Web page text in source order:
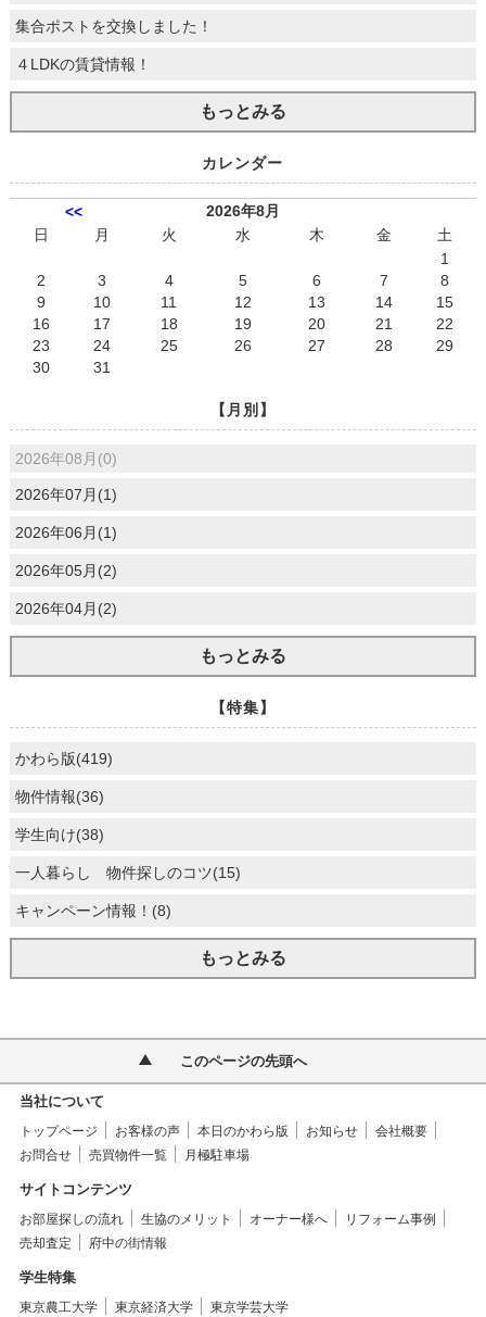
集合ポストを交換しました！
４LDKの賃貸情報！
もっとみる
カレンダー
<<
2026年8月
日
月 火 水 木 金
土
1
2
3 4 5 6 7
8
9
10 11 12 13 14
15
16
17 18 19 20 21
22
23
24 25 26 27 28
29
30
31
【月別】
2026年08月(0)
2026年07月(1)
2026年06月(1)
2026年05月(2)
2026年04月(2)
もっとみる
【特集】
かわら版(419)
物件情報(36)
学生向け(38)
一人暮らし 物件探しのコツ(15)
キャンペーン情報！(8)
もっとみる
このページの先頭へ
当社について
トップページ お客様の声 本日のかわら版 お知らせ
会社概要
お問合せ
売買物件一覧 月極駐車場
サイトコンテンツ
お部屋探しの流れ 生協のメリット オーナー様へ
リフォーム事例
売却査定
府中の街情報
学生特集
東京農工大学 東京経済大学 東京学芸大学